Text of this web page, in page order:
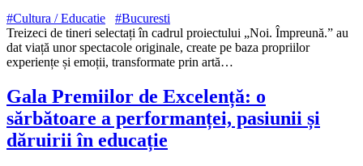
#Cultura / Educatie
#Bucuresti
Treizeci de tineri selectați în cadrul proiectului „Noi. Împreună.” au
dat viață unor spectacole originale, create pe baza propriilor
experiențe și emoții, transformate prin artă…
Gala Premiilor de Excelență: o
sărbătoare a performanței, pasiunii și
dăruirii în educație